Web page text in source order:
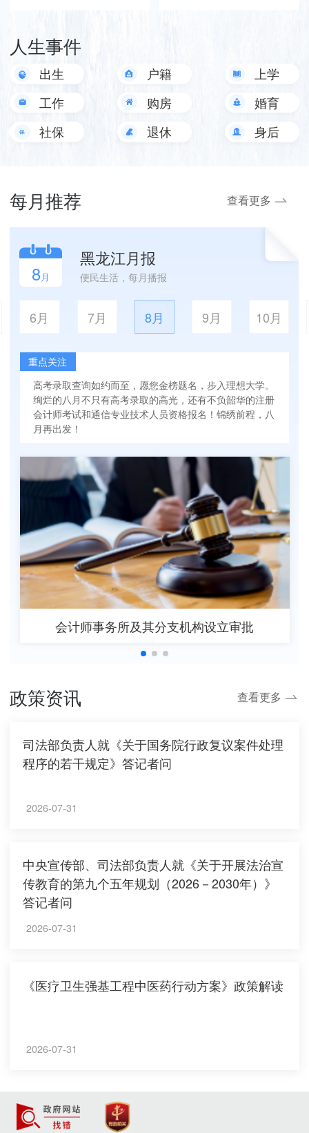
人生事件
出生 户籍
上学
工作
购房
婚育
社保
退休
身后
每月推荐 查看更多
8月
黑龙江月报
便民生活，每月播报
6月 7月 8月 9月 10月
重点关注
高考录取查询如约而至，愿您金榜题名，步入理想大学。
绚烂的八月不只有高考录取的高光，还有不负韶华的注册
会计师考试和通信专业技术人员资格报名！锦绣前程，八
月再出发！
会计师事务所及其分支机构设立审批
政策资讯 查看更多
司法部负责人就《关于国务院行政复议案件处理
程序的若干规定》答记者问
2026-07-31
中央宣传部、司法部负责人就《关于开展法治宣
传教育的第九个五年规划（2026－2030年）》
答记者问
2026-07-31
《医疗卫生强基工程中医药行动方案》政策解读
2026-07-31